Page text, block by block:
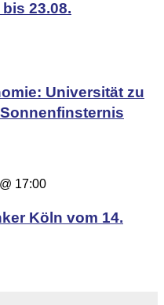
23.08.
Universität zu
17:00
Köln vom 14.